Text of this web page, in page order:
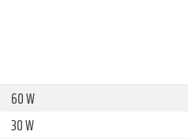
60 W
30 W